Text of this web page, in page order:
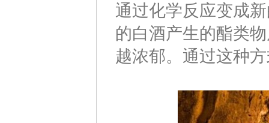
通过化学反应变成
的白酒产生的酯类
越浓郁。通过这种